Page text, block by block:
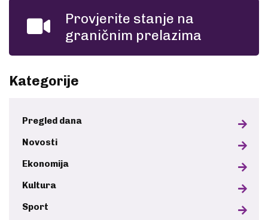
Provjerite stanje na
graničnim prelazima
Kategorije
Pregled dana
Novosti
Ekonomija
Kultura
Sport